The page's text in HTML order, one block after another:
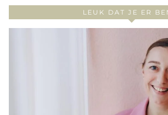
LEUK DAT JE ER